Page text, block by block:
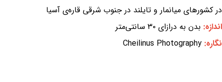
در کشورهای میانمار و تایلند در جنوب شرقی قاره‌ی آسیا
اندازه: بدن به درازای ۳۰ سانتی‌متر
نگاره: Cheilinus Photography